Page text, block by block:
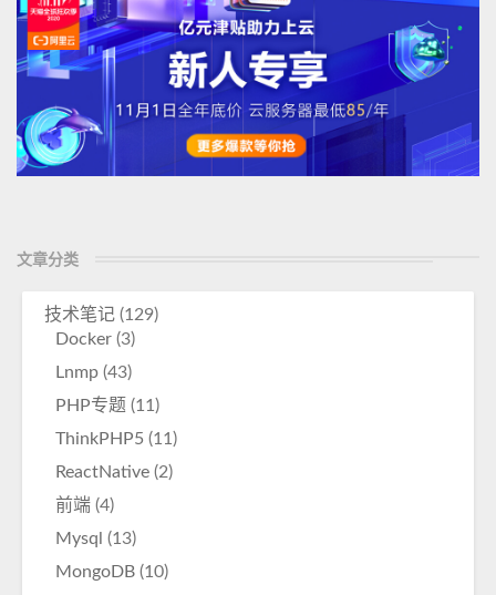
文章分类
技术笔记 (129)
Docker (3)
Lnmp (43)
PHP专题 (11)
ThinkPHP5 (11)
ReactNative (2)
前端 (4)
Mysql (13)
MongoDB (10)